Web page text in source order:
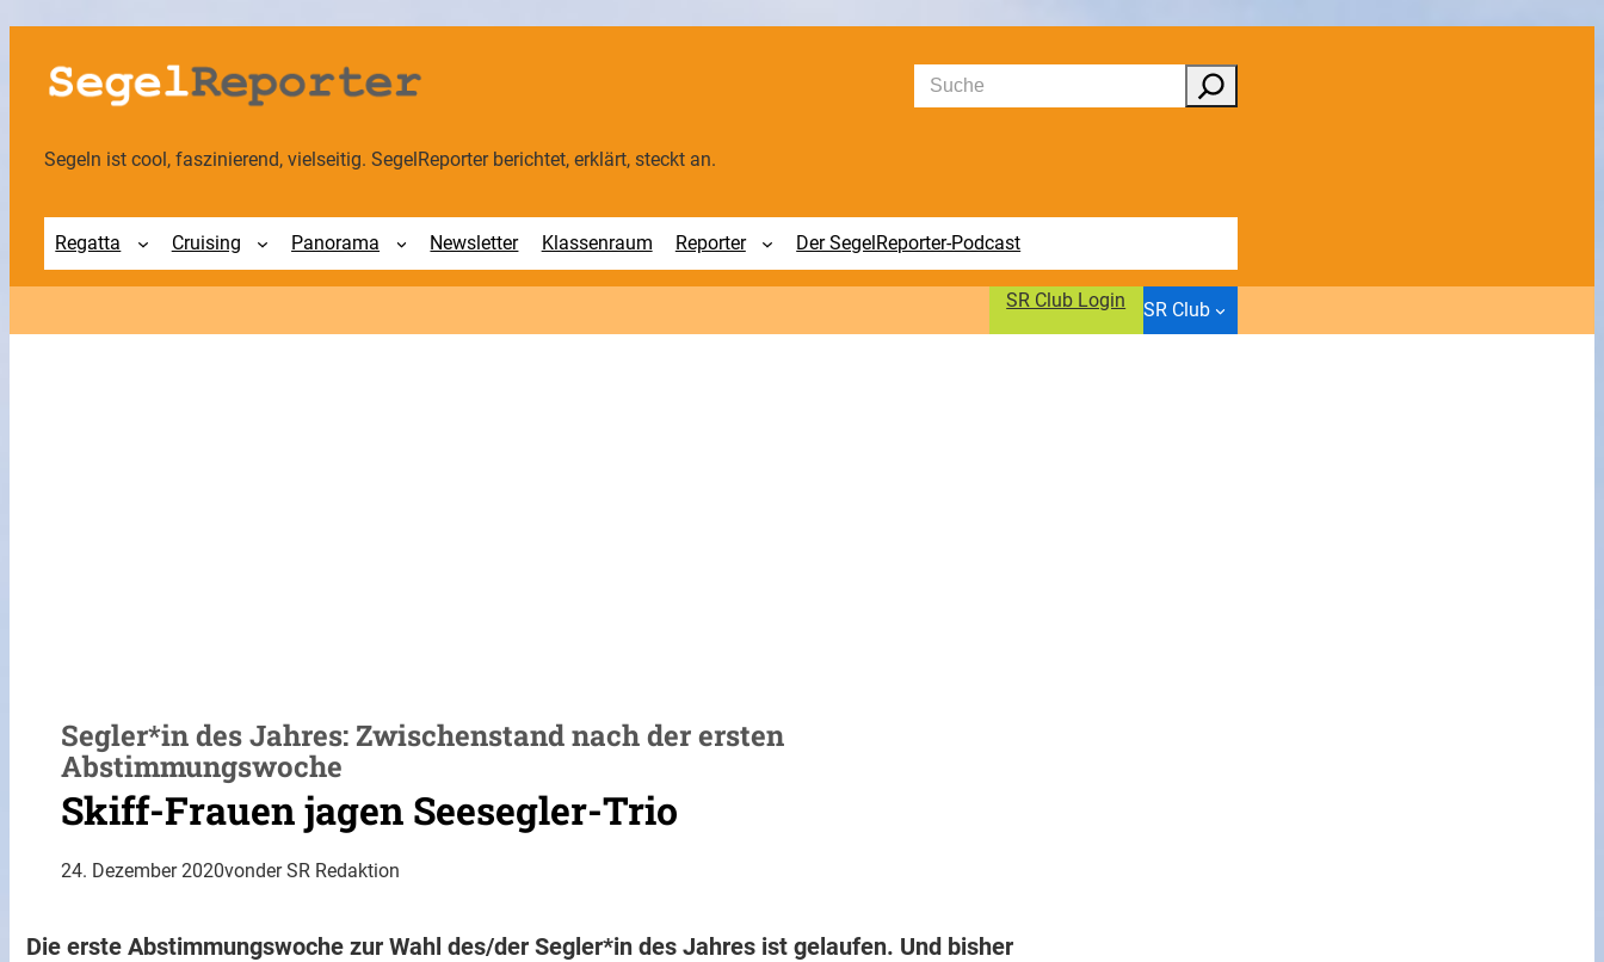
Zum
Inhalt
springen
Suchen
Segeln ist cool, faszinierend, vielseitig. SegelReporter berichtet, erklärt, steckt an.
Regatta Cruising Panorama Newsletter Klassenraum Reporter Der SegelReporter-Podcast
SR Club Login SR Club
Segler*in des Jahres: Zwischenstand nach der ersten
Abstimmungswoche
Skiff-Frauen jagen Seesegler-Trio
24. Dezember 2020vonder SR Redaktion
Die erste Abstimmungswoche zur Wahl des/der Segler*in des Jahres ist gelaufen. Und bisher